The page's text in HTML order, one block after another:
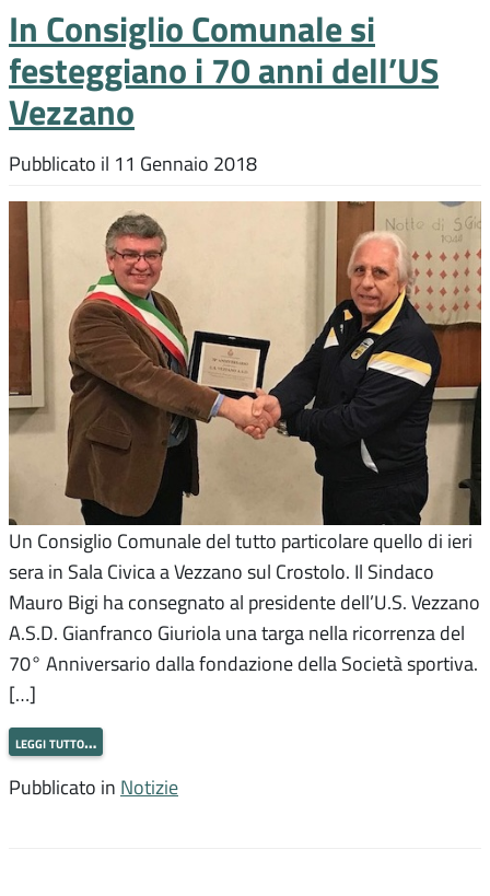
In Consiglio Comunale si
festeggiano i 70 anni dell’US
Vezzano
Pubblicato il 11 Gennaio 2018
Un Consiglio Comunale del tutto particolare quello di ieri
sera in Sala Civica a Vezzano sul Crostolo. Il Sindaco
Mauro Bigi ha consegnato al presidente dell’U.S. Vezzano
A.S.D. Gianfranco Giuriola una targa nella ricorrenza del
70° Anniversario dalla fondazione della Società sportiva.
[…]
leggi tutto…
Pubblicato in Notizie